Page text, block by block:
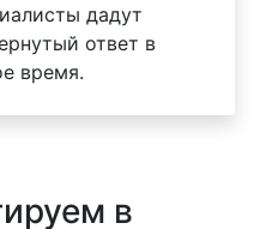
дадут
ответ в
время.
в